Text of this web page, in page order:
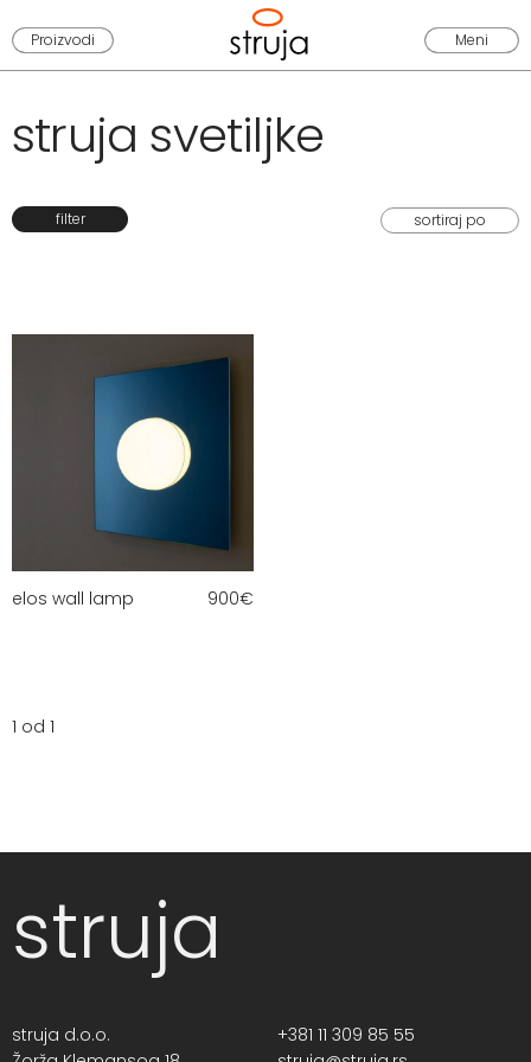
Proizvodi Meni
struja svetiljke
filter
elos wall lamp 900€
1 od 1
struja
struja d.o.o.
+381 11 309 85 55